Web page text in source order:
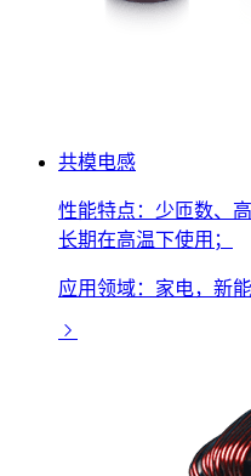
共模电感
性能特点：少匝数、
长期在高温下使用；
应用领域：家电，新